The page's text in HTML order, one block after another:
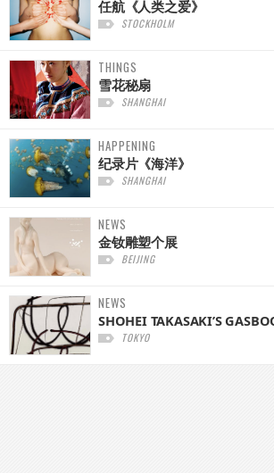
任航《人类之爱》
STOCKHOLM
THINGS
雪花秘扇
SHANGHAI
HAPPENING
纪录片《海洋》
SHANGHAI
NEWS
金钕雕塑个展
BEIJING
NEWS
SHOHEI TAKASAKI’S
TOKYO